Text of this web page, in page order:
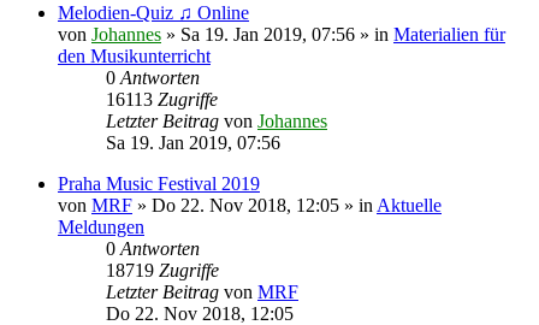
Melodien-Quiz ♫ Online
von Johannes » Sa 19. Jan 2019, 07:56 » in Materialien für
den Musikunterricht
0 Antworten
16113 Zugriffe
Letzter Beitrag von Johannes
Sa 19. Jan 2019, 07:56
Praha Music Festival 2019
von MRF » Do 22. Nov 2018, 12:05 » in Aktuelle
Meldungen
0 Antworten
18719 Zugriffe
Letzter Beitrag von MRF
Do 22. Nov 2018, 12:05